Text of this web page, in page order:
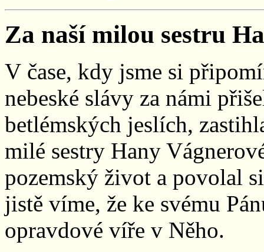
Za naší milou sestru
V čase, kdy jsme si
nebeské slávy za námi
betlémských jeslích,
milé sestry Hany
pozemský život a povolal
jistě víme, že ke svému
opravdové víře v Něho.